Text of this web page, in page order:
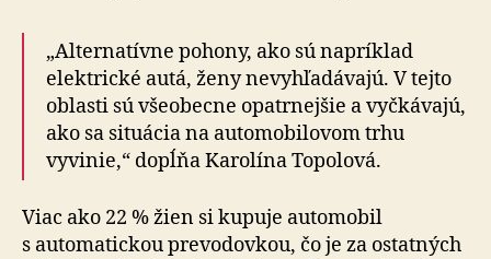
„Alternatívne pohony, ako sú napríklad
elektrické autá, ženy nevyhľadávajú. V tejto
oblasti sú všeobecne opatrnejšie a vyčkávajú,
ako sa situácia na automobilovom trhu
vyvinie,“ dopĺňa Karolína Topolová.
Viac ako 22 % žien si kupuje automobil
s automatickou prevodovkou, čo je za ostatných